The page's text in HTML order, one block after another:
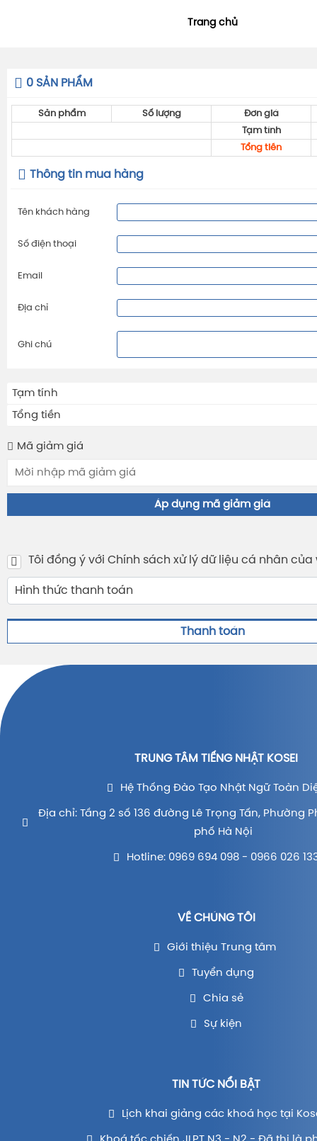
Trang chủ
0 SẢN PHẨM
Sản phẩm Số lượng
Đơn giá
Tạm tính
Tổng tiền
Thông tin mua hàng
Tên khách hàng
Số điện thoại
Email
Địa chỉ
Ghi chú
Tạm tính
Tổng tiền
Mã giảm giá
Áp dụng mã giảm giá
Tôi đồng ý với Chính sách xử lý dữ liệu cá nhân của
Hình thức thanh toán
Thanh toán
TRUNG TÂM TIẾNG NHẬT KOSEI
Hệ Thống Đào Tạo Nhật Ngữ Toàn
Địa chỉ: Tầng 2 số 136 đường Lê Trọng Tấn, Phường
phố Hà Nội
Hotline: 0969 694 098 - 0966 026
VỀ CHÚNG TÔI
Giới thiệu Trung tâm
Tuyển dụng
Chia sẻ
Sự kiện
TIN TỨC NỔI BẬT
Lịch khai giảng các khoá học tại